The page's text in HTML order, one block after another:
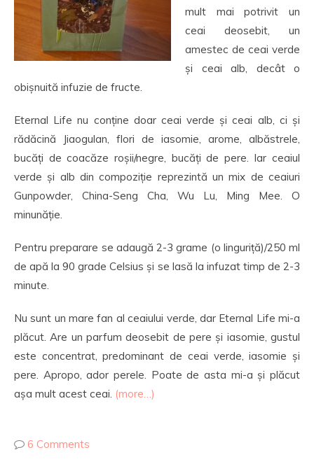
mult mai potrivit un
ceai deosebit, un
amestec de ceai verde
și ceai alb, decât o
obișnuită infuzie de fructe.
Eternal Life nu conține doar ceai verde și ceai alb, ci și
rădăcină Jiaogulan, flori de iasomie, arome, albăstrele,
bucăți de coacăze roșii/negre, bucăți de pere. Iar ceaiul
verde și alb din compoziție reprezintă un mix de ceaiuri
Gunpowder, China-Seng Cha, Wu Lu, Ming Mee. O
minunăție.
Pentru preparare se adaugă 2-3 grame (o linguriță)/250 ml
de apă la 90 grade Celsius și se lasă la infuzat timp de 2-3
minute.
Nu sunt un mare fan al ceaiului verde, dar Eternal Life mi-a
plăcut. Are un parfum deosebit de pere și iasomie, gustul
este concentrat, predominant de ceai verde, iasomie și
pere. Apropo, ador perele. Poate de asta mi-a și plăcut
așa mult acest ceai. (more…)
6 Comments